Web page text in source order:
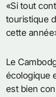
«Si tout
touristique
cette
Le
écologique
est bien